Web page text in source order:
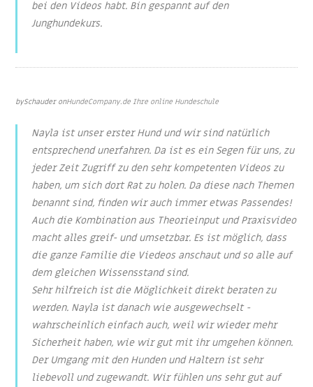
bei den Videos habt. Bin gespannt auf den
Junghundekurs.
bySchauderonHundeCompany.de Ihre online Hundeschule
Nayla ist unser erster Hund und wir sind natürlich
entsprechend unerfahren. Da ist es ein Segen für uns, zu
jeder Zeit Zugriff zu den sehr kompetenten Videos zu
haben, um sich dort Rat zu holen. Da diese nach Themen
benannt sind, finden wir auch immer etwas Passendes!
Auch die Kombination aus Theorieinput und Praxisvideo
macht alles greif- und umsetzbar. Es ist möglich, dass
die ganze Familie die Viedeos anschaut und so alle auf
dem gleichen Wissensstand sind.
Sehr hilfreich ist die Möglichkeit direkt beraten zu
werden. Nayla ist danach wie ausgewechselt -
wahrscheinlich einfach auch, weil wir wieder mehr
Sicherheit haben, wie wir gut mit ihr umgehen können.
Der Umgang mit den Hunden und Haltern ist sehr
liebevoll und zugewandt. Wir fühlen uns sehr gut auf